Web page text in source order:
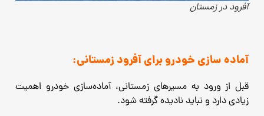
آفرود در زمستان
آماده ‌سازی خودرو برای آفرود زمستانی:
قبل از ورود به مسیرهای زمستانی، آماده‌سازی خودرو اهمیت
زیادی دارد و نباید نادیده گرفته شود.